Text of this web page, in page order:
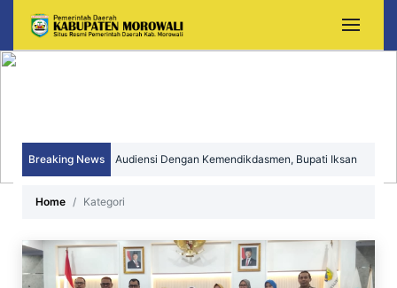
Breaking News Audiensi Dengan Kemendikdasmen, Bupati Iksan
Home Kategori